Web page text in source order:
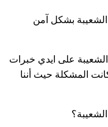
بشكل آمن
على ايدي خبرات
المشكلة حيث أننا